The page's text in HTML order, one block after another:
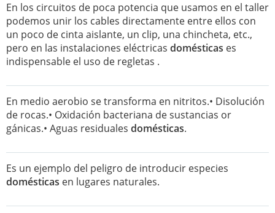
En los circuitos de poca potencia que usamos en el taller
podemos unir los cables directamente entre ellos con
un poco de cinta aislante, un clip, una chincheta, etc.,
pero en las instalaciones eléctricas domésticas es
indispensable el uso de regletas .
En medio aerobio se transforma en nitritos.• Disolución
de rocas.• Oxidación bacteriana de sustancias or
gánicas.• Aguas residuales domésticas.
Es un ejemplo del peligro de introducir especies
domésticas en lugares naturales.